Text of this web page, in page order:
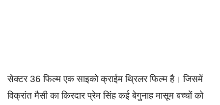
सेक्टर 36 फिल्म एक साइको क्राईम थ्रिलर फिल्म है। जिसमें
विक्रांत मैसी का किरदार प्रेम सिंह कई बेगुनाह मासूम बच्चों को